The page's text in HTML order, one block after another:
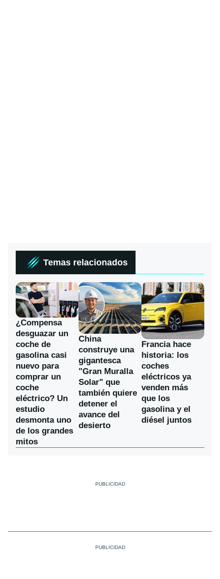
Temas relacionados
¿Compensa
desguazar un
coche de
gasolina casi
nuevo para
comprar un
coche
eléctrico? Un
estudio
desmonta uno
de los grandes
mitos
China
construye una
gigantesca
"Gran Muralla
Solar" que
también quiere
detener el
avance del
desierto
Francia hace
historia: los
coches
eléctricos ya
venden más
que los
gasolina y el
diésel juntos